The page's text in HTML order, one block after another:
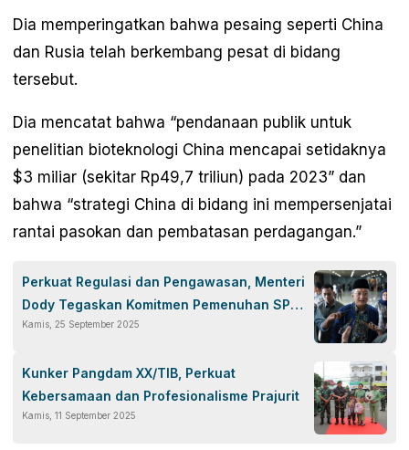
Dia memperingatkan bahwa pesaing seperti China
dan Rusia telah berkembang pesat di bidang
tersebut.
Dia mencatat bahwa “pendanaan publik untuk
penelitian bioteknologi China mencapai setidaknya
$3 miliar (sekitar Rp49,7 triliun) pada 2023” dan
bahwa “strategi China di bidang ini mempersenjatai
rantai pasokan dan pembatasan perdagangan.”
Perkuat Regulasi dan Pengawasan, Menteri
Dody Tegaskan Komitmen Pemenuhan SPM
Jalan Tol
Kamis, 25 September 2025
Kunker Pangdam XX/TIB, Perkuat
Kebersamaan dan Profesionalisme Prajurit
Kamis, 11 September 2025